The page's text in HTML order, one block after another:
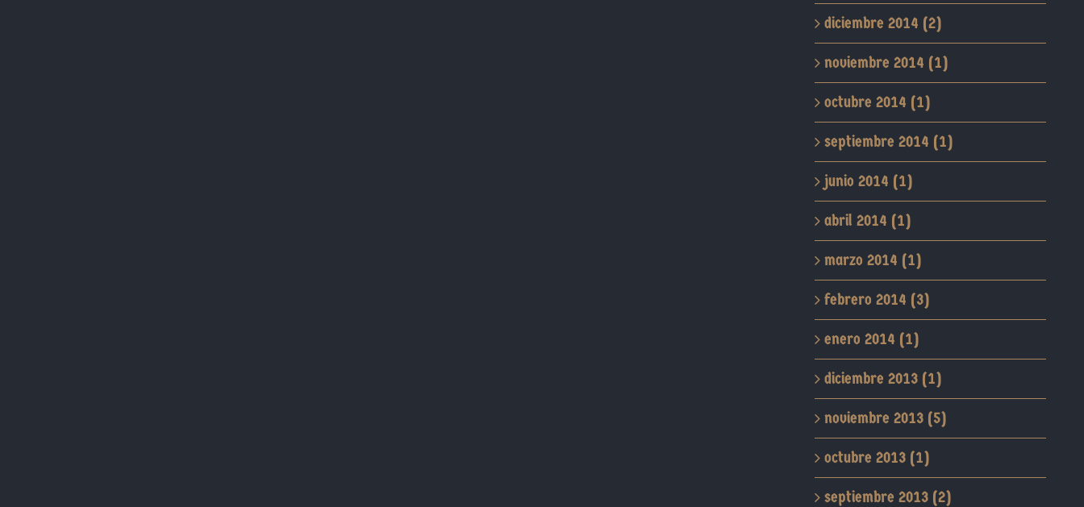
diciembre 2014 (2)
noviembre 2014 (1)
octubre 2014 (1)
septiembre 2014 (1)
junio 2014 (1)
abril 2014 (1)
marzo 2014 (1)
febrero 2014 (3)
enero 2014 (1)
diciembre 2013 (1)
noviembre 2013 (5)
octubre 2013 (1)
septiembre 2013 (2)